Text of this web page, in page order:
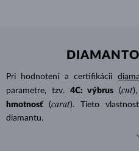
Pri hodnotení a certifikácii
parametre, tzv.
4C: výbrus (cut),
hmotnosť
(carat). Tieto
diamantu.